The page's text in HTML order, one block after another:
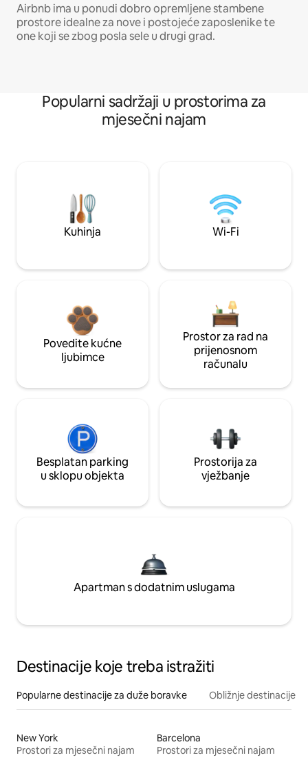
Airbnb ima u ponudi dobro opremljene stambene
prostore idealne za nove i postojeće zaposlenike te
one koji se zbog posla sele u drugi grad.
Popularni sadržaji u prostorima za
mjesečni najam
Kuhinja Wi-Fi
Povedite kućne
ljubimce
Prostor za rad na
prijenosnom
računalu
Besplatan parking
u sklopu objekta
Prostorija za
vježbanje
Apartman s dodatnim uslugama
Destinacije koje treba istražiti
Popularne destinacije za duže boravke Obližnje destinacije
New York
Prostori za mjesečni najam
Barcelona
Prostori za mjesečni najam